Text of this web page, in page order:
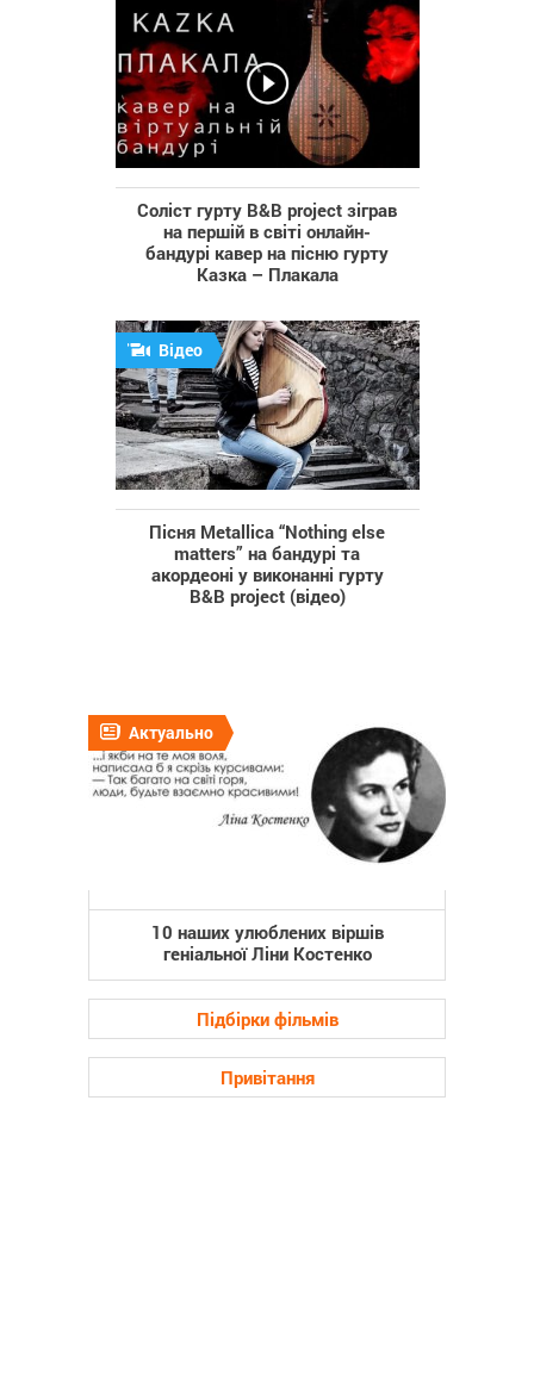
Соліст гурту B&B project зіграв
на першій в світі онлайн-
бандурі кавер на пісню гурту
Казка – Плакала
Відео
Пісня Metallica “Nothing else
matters” на бандурі та
акордеоні у виконанні гурту
B&B project (відео)
Актуально
10 наших улюблених віршів
геніальної Ліни Костенко
Підбірки фільмів
Привітання